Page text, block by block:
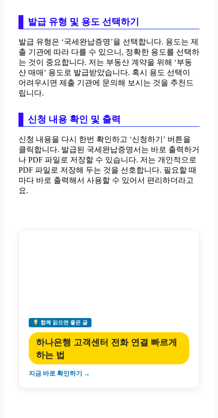
발급 유형 및 용도 선택하기
발급 유형은 ‘국세완납증명’을 선택합니다. 용도는 제
출 기관에 따라 다를 수 있으니, 정확한 용도를 선택하
는 것이 중요합니다. 저는 부동산 계약을 위해 ‘부동
산 매매’ 용도로 발급받았습니다. 혹시 용도 선택이
어려우시면 제출 기관에 문의해 보시는 것을 추천드
립니다.
신청 내용 확인 및 출력
신청 내용을 다시 한번 확인하고 ‘신청하기’ 버튼을
클릭합니다. 발급된 국세완납증명서는 바로 출력하거
나 PDF 파일로 저장할 수 있습니다. 저는 개인적으로
PDF 파일로 저장해 두는 것을 선호합니다. 필요할 때
마다 바로 출력해서 사용할 수 있어서 편리하더라고
요.
함께 읽으면 좋은 글
하나은행 고객센터 전화 연결 빠르게
하는 법
지금 바로 확인하기 →